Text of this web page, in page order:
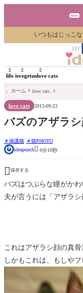
NEW
いつもはじっこ

life is

vegetus

love cats
 ホーム love cats
love cats 2013-09-23
バズのアザラ
保護猫
猫PHOTO
ideapunch 0分16秒
 保存する
バズはつぶらな瞳がか
夫が言うには「アザラシ
これはアザラシ顔の真骨
しかもこれは、もしや